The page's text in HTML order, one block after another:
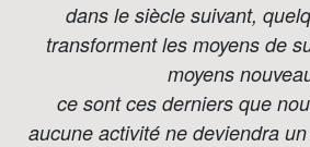
dans le siècle suivant,
transforment les moyens de
moyens
ce sont ces derniers que
aucune activité ne deviendra